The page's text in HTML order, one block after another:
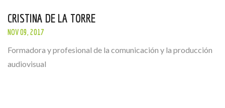
CRISTINA DE LA TORRE
NOV 09, 2017
Formadora y profesional de la comunicación y la producción
audiovisual